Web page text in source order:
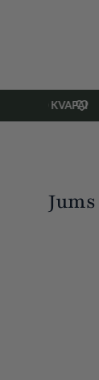
KVAPAI